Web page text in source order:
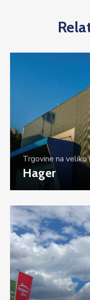
Trgovine na veliko
Hager